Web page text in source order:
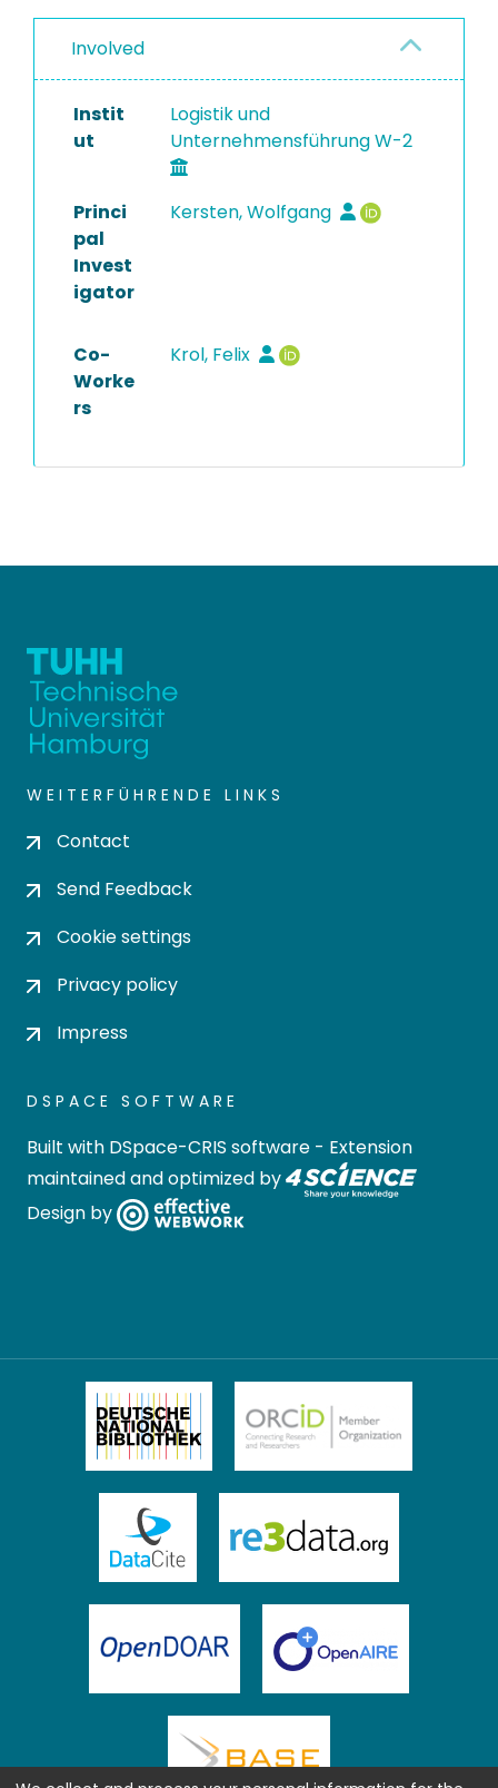
Involved
Instit
ut
Logistik und
Unternehmensführung W-2
Princi
pal
Invest
igator
Kersten, Wolfgang
Co-
Worke
rs
Krol, Felix
WEITERFÜHRENDE LINKS
Contact
Send Feedback
Cookie settings
Privacy policy
Impress
DSPACE SOFTWARE
Built with DSpace-CRIS software - Extension
maintained and optimized by
Design by